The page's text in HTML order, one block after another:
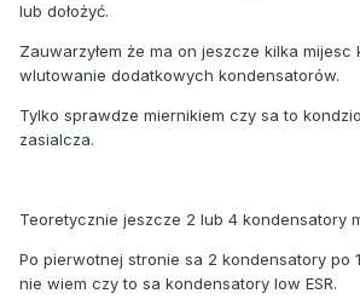
lub dołożyć.
Zauwarzyłem że ma on jeszcze kilka mijesc
wlutowanie dodatkowych kondensatorów.
Tylko sprawdze miernikiem czy sa to
zasialcza.
Teoretycznie jeszcze 2 lub 4 kondensatory
Po pierwotnej stronie sa 2 kondensatory po
nie wiem czy to sa kondensatory low ESR.